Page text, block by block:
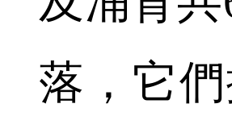
落，它